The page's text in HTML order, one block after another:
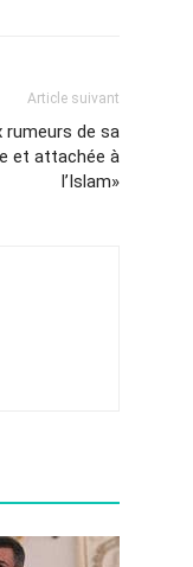
Article suivant
rumeurs de sa
et attachée à
l’Islam»